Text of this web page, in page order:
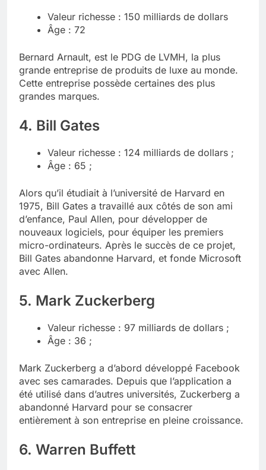
Valeur richesse : 150 milliards de dollars
Âge : 72
Bernard Arnault, est le PDG de LVMH, la plus
grande entreprise de produits de luxe au monde.
Cette entreprise possède certaines des plus
grandes marques.
4. Bill Gates
Valeur richesse : 124 milliards de dollars ;
Âge : 65 ;
Alors qu’il étudiait à l’université de Harvard en
1975, Bill Gates a travaillé aux côtés de son ami
d’enfance, Paul Allen, pour développer de
nouveaux logiciels, pour équiper les premiers
micro-ordinateurs. Après le succès de ce projet,
Bill Gates abandonne Harvard, et fonde Microsoft
avec Allen.
5. Mark Zuckerberg
Valeur richesse : 97 milliards de dollars ;
Âge : 36 ;
Mark Zuckerberg a d’abord développé Facebook
avec ses camarades. Depuis que l’application a
été utilisé dans d’autres universités, Zuckerberg a
abandonné Harvard pour se consacrer
entièrement à son entreprise en pleine croissance.
6. Warren Buffett